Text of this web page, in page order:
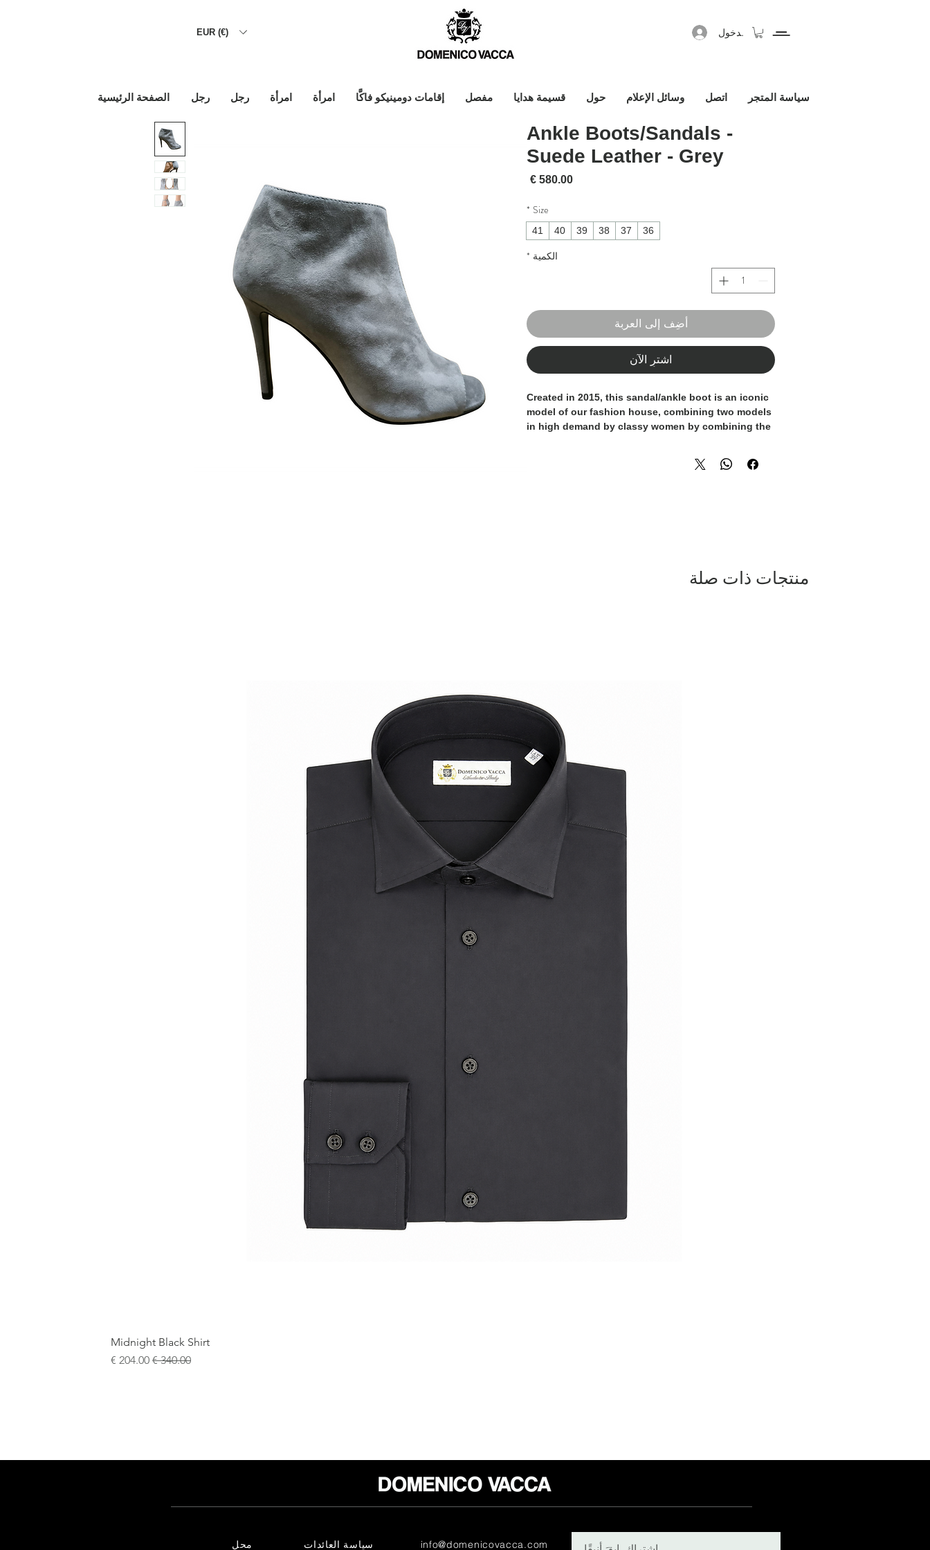
EUR (€) تسجيل الدخول
الصفحة الرئيسية رجل رجل امرأة امرأة إقامات دومينيكو فاكَّا مفصل قسيمة هدايا حول وسائل الإعلام اتصل سياسة المتجر
Ankle Boots/Sandals -
Suede Leather - Grey
السعر
Size
*
36
37
38
39
40
41
الكمية *
أضِف إلى العربة
اشترِ الآن
Created in 2015, this sandal/ankle boot is an iconic
model of our fashion house, combining two models
in high demand by classy women by combining the
morbid nappa leather perfect for every occasion.
منتجات ذات صلة
Midnight Black Shirt
سعر عاديسعر البيع
محل سياسة العائدات info@domenicovacca.com